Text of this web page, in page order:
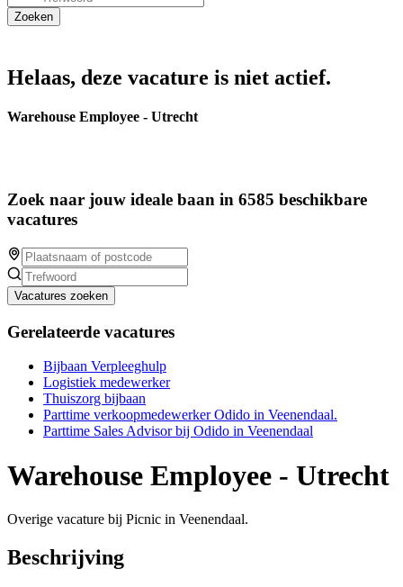
Helaas, deze vacature is niet actief.
Warehouse Employee - Utrecht
Zoek naar jouw ideale baan in 6585 beschikbare
vacatures
Vacatures zoeken
Gerelateerde vacatures
Bijbaan Verpleeghulp
Logistiek medewerker
Thuiszorg bijbaan
Parttime verkoopmedewerker Odido in Veenendaal.
Parttime Sales Advisor bij Odido in Veenendaal
Warehouse Employee - Utrecht
Overige vacature bij Picnic in Veenendaal.
Beschrijving